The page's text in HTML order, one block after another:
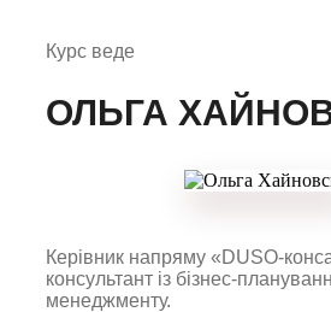
Курс веде
ОЛЬГА
Керівник напряму «DUSO-
консультант із бізнес-
менеджменту.